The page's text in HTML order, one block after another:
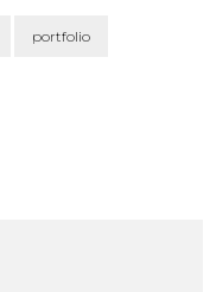
portfolio